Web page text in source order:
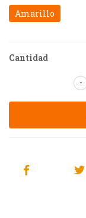
Amarillo
Cantidad
-